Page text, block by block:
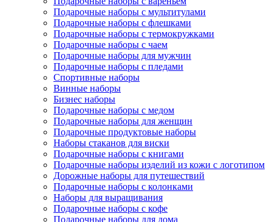
Подарочные наборы с мультитулами
Подарочные наборы с флешками
Подарочные наборы с термокружками
Подарочные наборы с чаем
Подарочные наборы для мужчин
Подарочные наборы с пледами
Спортивные наборы
Винные наборы
Бизнес наборы
Подарочные наборы с медом
Подарочные наборы для женщин
Подарочные продуктовые наборы
Наборы стаканов для виски
Подарочные наборы с книгами
Подарочные наборы изделий из кожи с логотипом
Дорожные наборы для путешествий
Подарочные наборы с колонками
Наборы для выращивания
Подарочные наборы с кофе
Подарочные наборы для дома